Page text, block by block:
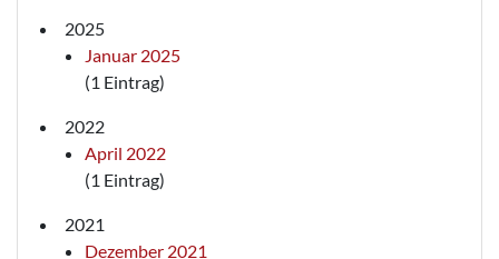
2025
Januar 2025
(1 Eintrag)
2022
April 2022
(1 Eintrag)
2021
Dezember 2021